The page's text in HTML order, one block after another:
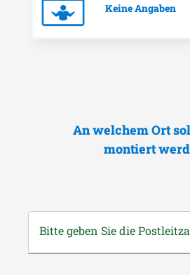
Keine Angaben
An welchem Ort
montiert
Bitte geben Sie die